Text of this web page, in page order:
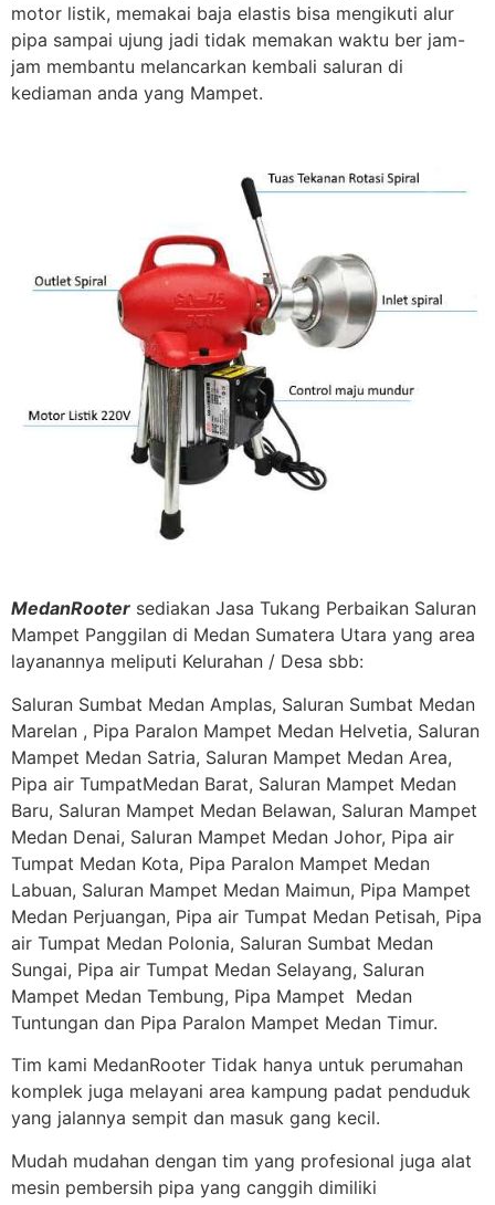
motor listik, memakai baja elastis bisa mengikuti alur
pipa sampai ujung jadi tidak memakan waktu ber jam-
jam membantu melancarkan kembali saluran di
kediaman anda yang Mampet.
MedanRooter sediakan Jasa Tukang Perbaikan Saluran
Mampet Panggilan di Medan Sumatera Utara yang area
layanannya meliputi Kelurahan / Desa sbb:
Saluran Sumbat Medan Amplas, Saluran Sumbat Medan
Marelan , Pipa Paralon Mampet Medan Helvetia, Saluran
Mampet Medan Satria, Saluran Mampet Medan Area,
Pipa air TumpatMedan Barat, Saluran Mampet Medan
Baru, Saluran Mampet Medan Belawan, Saluran Mampet
Medan Denai, Saluran Mampet Medan Johor, Pipa air
Tumpat Medan Kota, Pipa Paralon Mampet Medan
Labuan, Saluran Mampet Medan Maimun, Pipa Mampet
Medan Perjuangan, Pipa air Tumpat Medan Petisah, Pipa
air Tumpat Medan Polonia, Saluran Sumbat Medan
Sungai, Pipa air Tumpat Medan Selayang, Saluran
Mampet Medan Tembung, Pipa Mampet Medan
Tuntungan dan Pipa Paralon Mampet Medan Timur.
Tim kami MedanRooter Tidak hanya untuk perumahan
komplek juga melayani area kampung padat penduduk
yang jalannya sempit dan masuk gang kecil.
Mudah mudahan dengan tim yang profesional juga alat
mesin pembersih pipa yang canggih dimiliki